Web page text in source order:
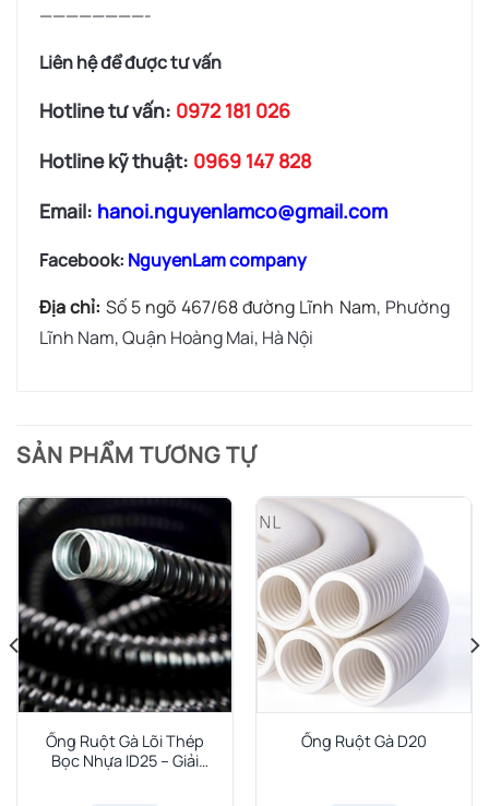
————————-
Liên hệ để được tư vấn
Hotline tư vấn: 0972 181 026
Hotline kỹ thuật: 0969 147 828
Email: hanoi.nguyenlamco@gmail.com
Facebook: NguyenLam company
Địa chỉ: Số 5 ngõ 467/68 đường Lĩnh Nam, Phường
Lĩnh Nam, Quận Hoàng Mai, Hà Nội
SẢN PHẨM TƯƠNG TỰ
Ống Ruột Gà Lõi Thép
Bọc Nhựa ID25 – Giải
Ống Ruột Gà D20